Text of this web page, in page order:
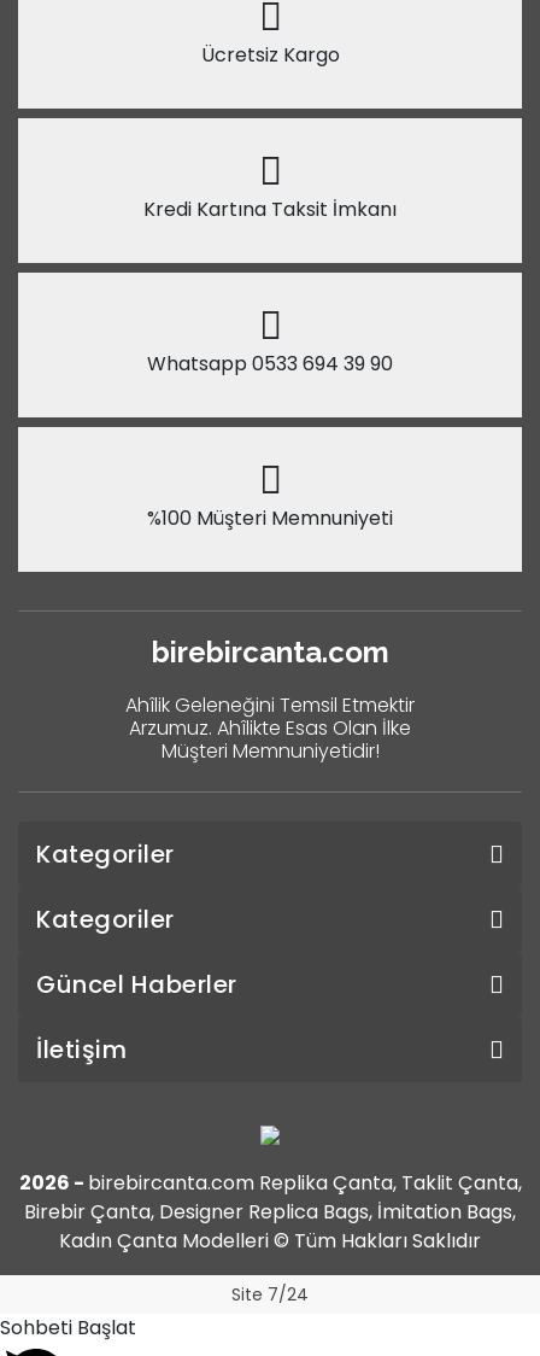
Ücretsiz Kargo
Kredi Kartına Taksit İmkanı
Whatsapp 0533 694 39 90
%100 Müşteri Memnuniyeti
birebircanta.com
Ahîlik Geleneğini Temsil Etmektir
Arzumuz. Ahîlikte Esas Olan İlke
Müşteri Memnuniyetidir!
Kategoriler
Kategoriler
Güncel Haberler
İletişim
2026 - birebircanta.com Replika Çanta, Taklit Çanta,
Birebir Çanta, Designer Replica Bags, İmitation Bags,
Kadın Çanta Modelleri © Tüm Hakları Saklıdır
Site 7/24
Sohbeti Başlat